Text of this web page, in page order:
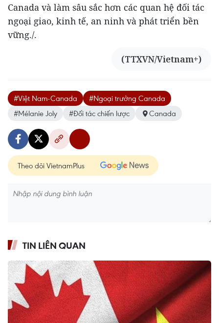
Canada và làm sâu sắc hơn các quan hệ đối tác
ngoại giao, kinh tế, an ninh và phát triển bền
vững./.
(TTXVN/Vietnam+)
#Việt Nam-Canada
#Ngoại trưởng Canada
#Mélanie Joly
#Đối tác chiến lược Canada
Theo dõi VietnamPlus
TIN LIÊN QUAN